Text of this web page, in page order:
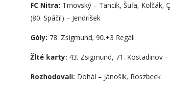
FC Nitra: Trnovský – Tancík, Šuľa, Kolčák,
(80. Spáčil) – Jendrišek
Góly: 78. Zsigmund, 90.+3 Regáli
Žlté karty: 43. Zsigmund, 71. Kostadinov –
Rozhodovali: Dohál – Jánošík, Roszbeck